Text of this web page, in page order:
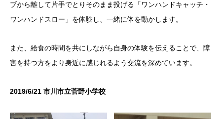
ブから離して片手でとりそのまま投げる「ワンハンドキャッチ・
ワンハンドスロー」を体験し、一緒に体を動かします。
また、給食の時間を共にしながら自身の体験を伝えることで、障
害を持つ方をより身近に感じれるよう交流を深めています。
2019/6/21 市川市立菅野小学校